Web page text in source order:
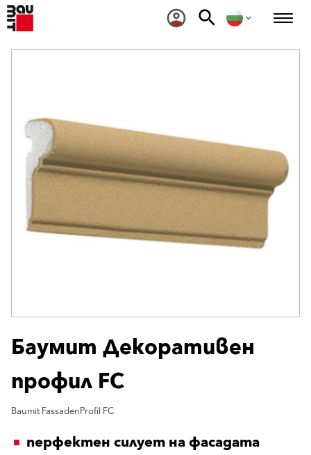
Баумит Декоративен
профил FC
Baumit FassadenProfil FC
перфектен силует на фасадата